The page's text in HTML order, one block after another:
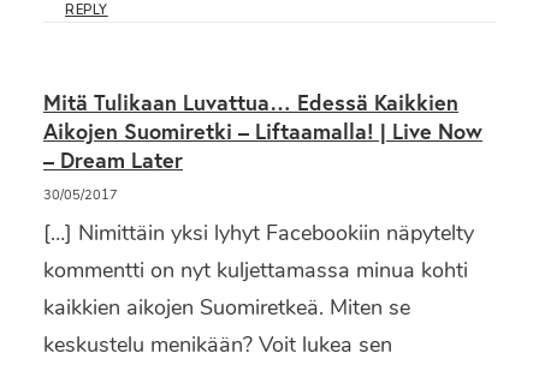
REPLY
Mitä Tulikaan Luvattua… Edessä Kaikkien
Aikojen Suomiretki – Liftaamalla! | Live Now
– Dream Later
30/05/2017
[…] Nimittäin yksi lyhyt Facebookiin näpytelty
kommentti on nyt kuljettamassa minua kohti
kaikkien aikojen Suomiretkeä. Miten se
keskustelu menikään? Voit lukea sen